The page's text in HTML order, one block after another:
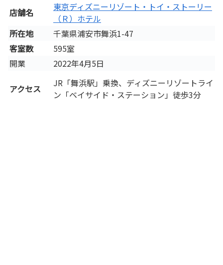
店舗名
東京ディズニーリゾート・トイ・ストーリー
（Ｒ）ホテル
所在地
千葉県浦安市舞浜1-47
客室数
595室
開業
2022年4月5日
アクセス
JR「舞浜駅」乗換、ディズニーリゾートライ
ン「ベイサイド・ステーション」徒歩3分